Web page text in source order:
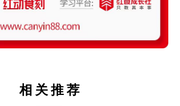
相关推荐